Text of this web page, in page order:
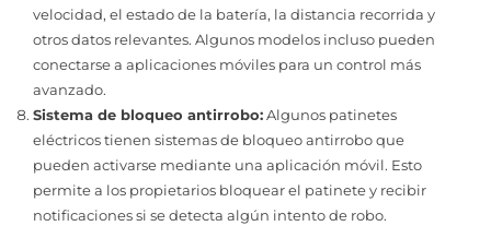
velocidad, el estado de la batería, la distancia recorrida y
otros datos relevantes. Algunos modelos incluso pueden
conectarse a aplicaciones móviles para un control más
avanzado.
Sistema de bloqueo antirrobo:Algunos patinetes
eléctricos tienen sistemas de bloqueo antirrobo que
pueden activarse mediante una aplicación móvil. Esto
permite a los propietarios bloquear el patinete y recibir
notificaciones si se detecta algún intento de robo.